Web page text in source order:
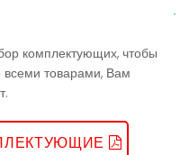
588
390
77-11
77-12
комплектующих, чтобы
всеми товарами, Вам